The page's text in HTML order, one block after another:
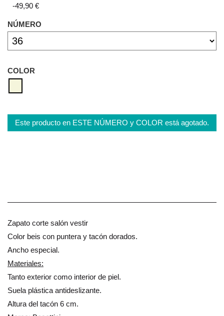
-49,90 €
NÚMERO
COLOR
Este producto en ESTE NÚMERO y COLOR está agotado.
Zapato corte salón vestir
Color beis con puntera y tacón dorados.
Ancho especial.
Materiales:
Tanto exterior como interior de piel.
Suela plástica antideslizante.
Altura del tacón 6 cm.